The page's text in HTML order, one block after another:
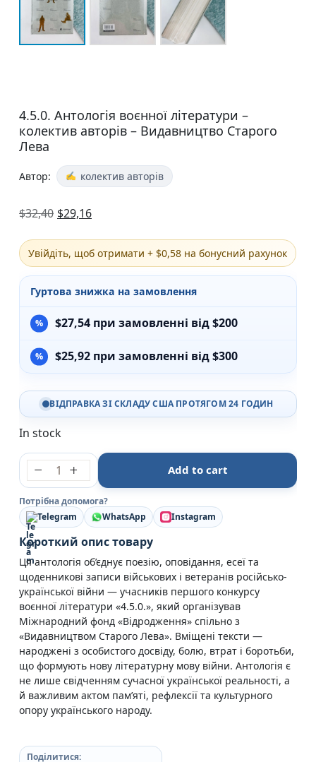
4.5.0. Антологія воєнної літератури –
колектив авторів – Видавництво Старого
Лева
Автор: колектив авторів
$32,40 $29,16
Увійдіть, щоб отримати + $0,58 на бонусний рахунок
Гуртова знижка на замовлення
$27,54 при замовленні від $200
$25,92 при замовленні від $300
ВІДПРАВКА ЗІ СКЛАДУ США ПРОТЯГОМ 24 ГОДИН
In stock
4.5.0. Антологія воєнної літератури - колектив
Add to cart
Потрібна допомога?
Telegram
WhatsApp Instagram
Короткий опис товару
Ця антологія об’єднує поезію, оповідання, есеї та
щоденникові записи військових і ветеранів російсько-
української війни — учасників першого конкурсу
воєнної літератури «4.5.0.», який організував
Міжнародний фонд «Відродження» спільно з
«Видавництвом Старого Лева». Вміщені тексти —
народжені з особистого досвіду, болю, втрат і боротьби,
що формують нову літературну мову війни. Антологія є
не лише свідченням сучасної української реальності, а
й важливим актом пам’яті, рефлексії та культурного
опору українського народу.
Поділитися: